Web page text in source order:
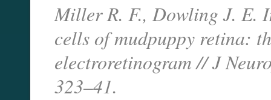
Miller R. F., Dowling J. E.
cells of mudpuppy retina:
electroretinogram // J
323–41.